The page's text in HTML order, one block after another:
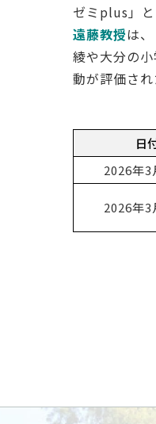
ゼミplus」
遠藤教授は
綾や大分の
動が評価さ
日
2026年3
2026年3